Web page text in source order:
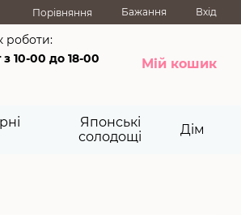
Порівняння Бажання Вхід
роботи:
10-00 до 18-00
Мій кошик
Японські
солодощі
Дім